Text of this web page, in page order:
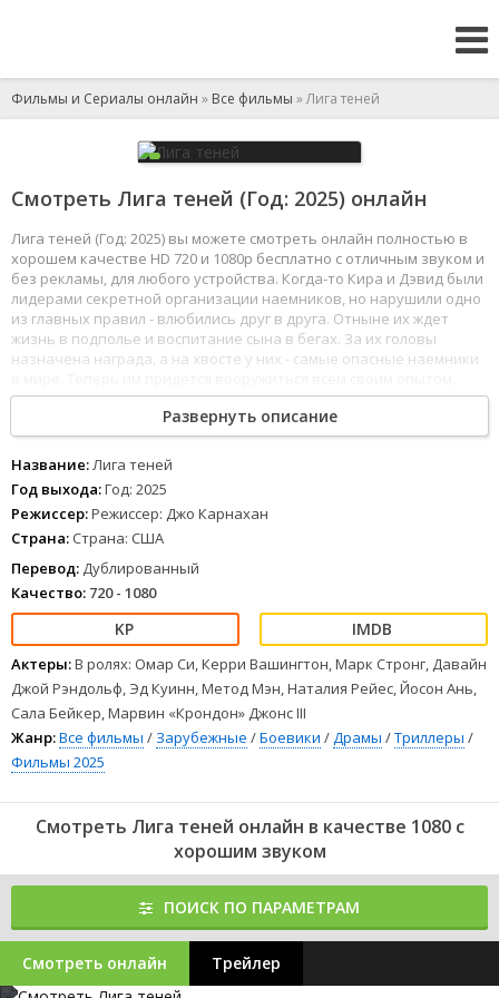
Фильмы и Сериалы онлайн » Все фильмы » Лига теней
Смотреть Лига теней (Год: 2025) онлайн
Лига теней (Год: 2025) вы можете смотреть онлайн полностью в
хорошем качестве HD 720 и 1080p бесплатно с отличным звуком и
без рекламы, для любого устройства. Когда-то Кира и Дэвид были
лидерами секретной организации наемников, но нарушили одно
из главных правил - влюбились друг в друга. Отныне их ждет
жизнь в подполье и воспитание сына в бегах. За их головы
назначена награда, а на хвосте у них - самые опасные наемники
чтобы остаться в живых.
Развернуть описание
Название:Лига теней
Год выхода:Год: 2025
Режиссер:Режиссер: Джо Карнахан
Страна: Страна: США
Перевод: Дублированный
Качество: 720 - 1080
Актеры:В ролях: Омар Си, Керри Вашингтон, Марк Стронг, Давайн
Джой Рэндольф, Эд Куинн, Метод Мэн, Наталия Рейес, Йосон Ань,
Сала Бейкер, Марвин «Крондон» Джонс III
Жанр:Все фильмы / Зарубежные /Боевики /Драмы /Триллеры /
Фильмы 2025
Смотреть Лига теней онлайн в качестве 1080 с
хорошим звуком
ПОИСК ПО ПАРАМЕТРАМ
Смотреть онлайн Трейлер